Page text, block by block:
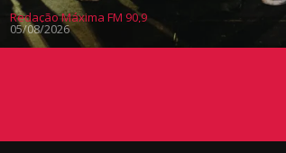
Redação Máxima FM 90,9
05/08/2026